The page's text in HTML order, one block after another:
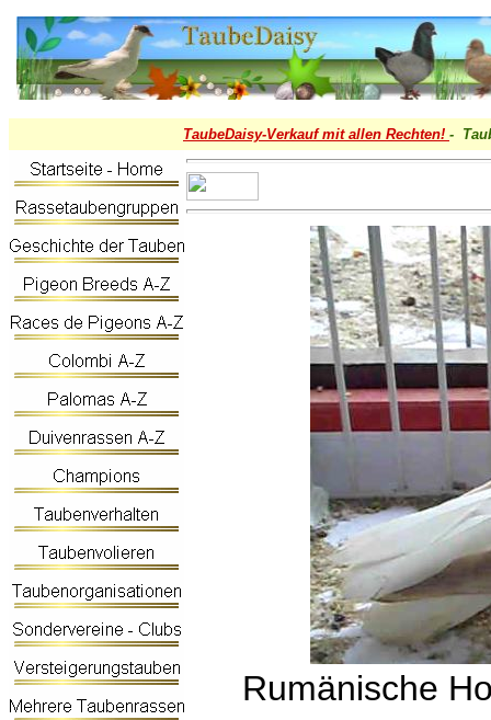
TaubeDaisy-Verkauf mit allen Rechten! -
Rumänische